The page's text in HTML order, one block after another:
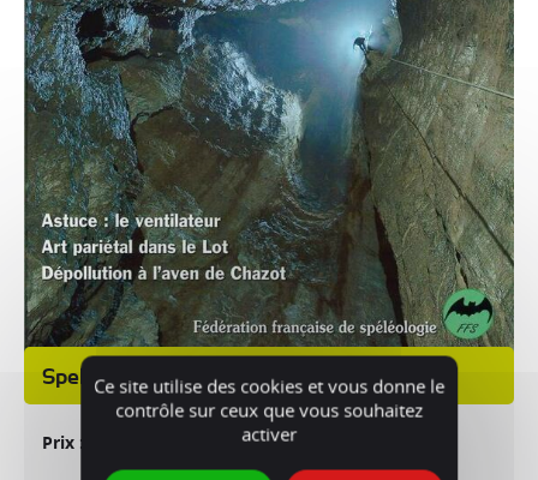
Spelunca n°120 - Decembre 2010
Prix
Ce site utilise des cookies et vous donne le
contrôle sur ceux que vous souhaitez
activer